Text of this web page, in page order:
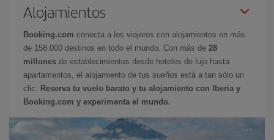
Alojamientos
Booking.com conecta a los viajeros con alojamientos en más
de 158.000 destinos en todo el mundo. Con más de 28
millones de establecimientos desde hoteles de lujo hasta
apartamentos, el alojamiento de tus sueños está a tan sólo un
clic.
Reserva tu vuelo barato y tu alojamiento con Iberia y
Booking.com y experimenta el mundo.